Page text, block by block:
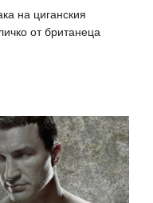
на циганския
от британеца